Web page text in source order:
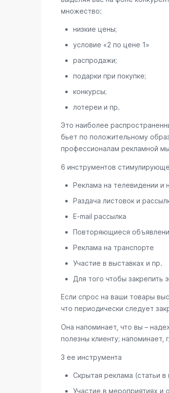
множество:
низкие цены;
условие «2 по цене 1»
распродажи;
подарки при покупке;
конкурсы;
лотереи и пр.
Это наиболее
бьет по положительному
профессионалам рекламной
6 инструментов
Реклама на телевидении и
Раздача листовок и
E-mail рассылка
Повторяющиеся
Реклама на транспорте
Участие в выставках и пр.
Для того чтобы закрепить
Если спрос на ваши товары
что периодически следует
Она напоминает, что вы –
полезны клиенту;
3 ее инструмента
Скрытая реклама (статьи
Участие в мероприятиях